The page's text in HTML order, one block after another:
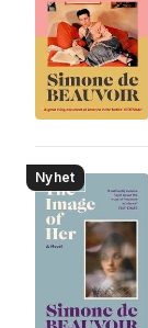
Nyhet